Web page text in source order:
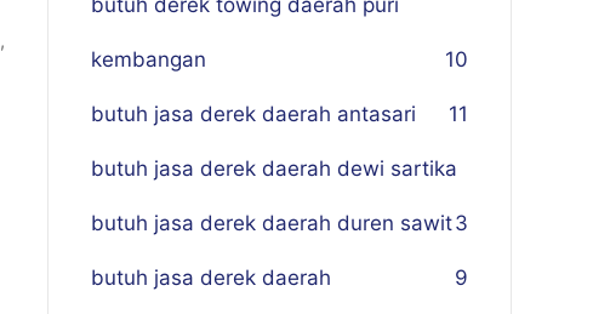
,
butuh derek towing daerah puri
kembangan 10
butuh jasa derek daerah antasari 11
butuh jasa derek daerah dewi sartika
3
butuh jasa derek daerah duren sawit
9
butuh jasa derek daerah